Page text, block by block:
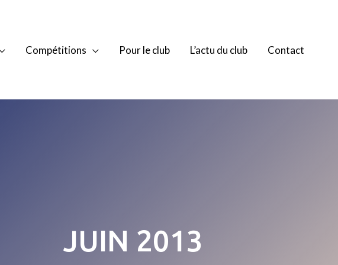
Compétitions Pour le club L’actu du club Contact
JUIN 2013